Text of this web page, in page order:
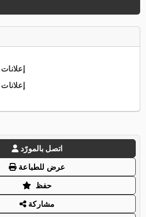
+49 551 8... إعلانات
+49 551 8... إعلانات
اتصل بالمورّد
عرض للطباعة
حفظ
مشاركة